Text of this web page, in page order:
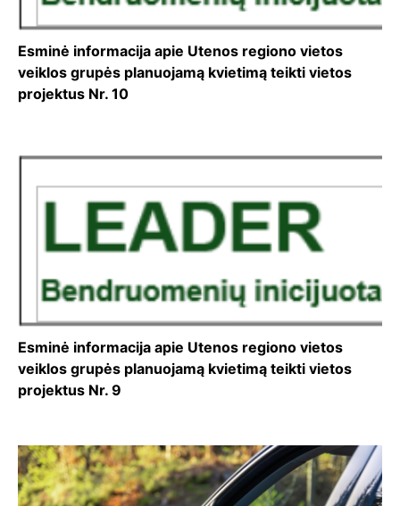
Esminė informacija apie Utenos regiono vietos
veiklos grupės planuojamą kvietimą teikti vietos
projektus Nr. 10
Esminė informacija apie Utenos regiono vietos
veiklos grupės planuojamą kvietimą teikti vietos
projektus Nr. 9